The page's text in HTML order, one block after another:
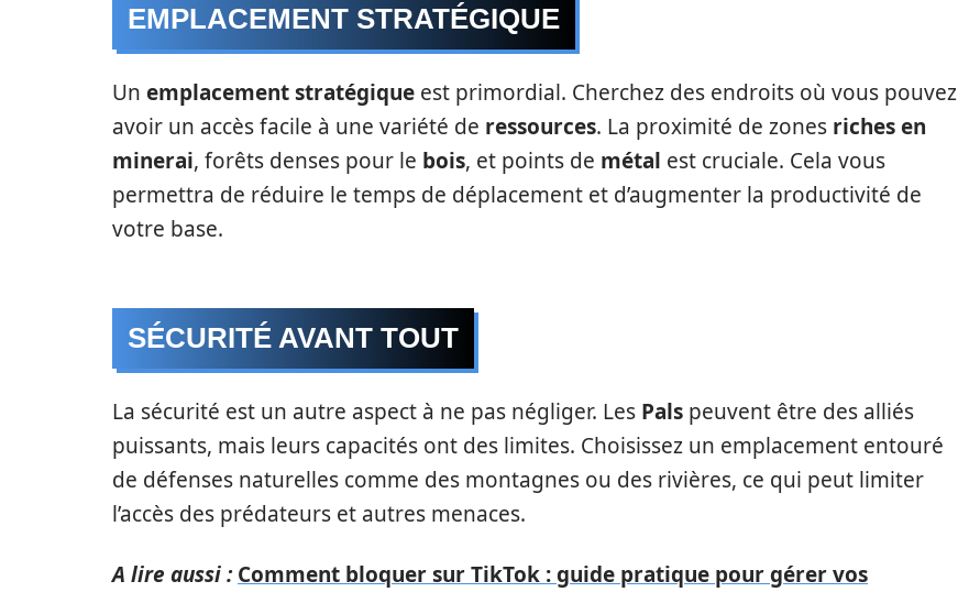
EMPLACEMENT STRATÉGIQUE
Un emplacement stratégique est primordial. Cherchez des endroits où vous pouvez
avoir un accès facile à une variété de ressources. La proximité de zones riches en
minerai, forêts denses pour le bois, et points de métal est cruciale. Cela vous
permettra de réduire le temps de déplacement et d’augmenter la productivité de
votre base.
SÉCURITÉ AVANT TOUT
La sécurité est un autre aspect à ne pas négliger. Les Pals peuvent être des alliés
puissants, mais leurs capacités ont des limites. Choisissez un emplacement entouré
de défenses naturelles comme des montagnes ou des rivières, ce qui peut limiter
l’accès des prédateurs et autres menaces.
A lire aussi : Comment bloquer sur TikTok : guide pratique pour gérer vos